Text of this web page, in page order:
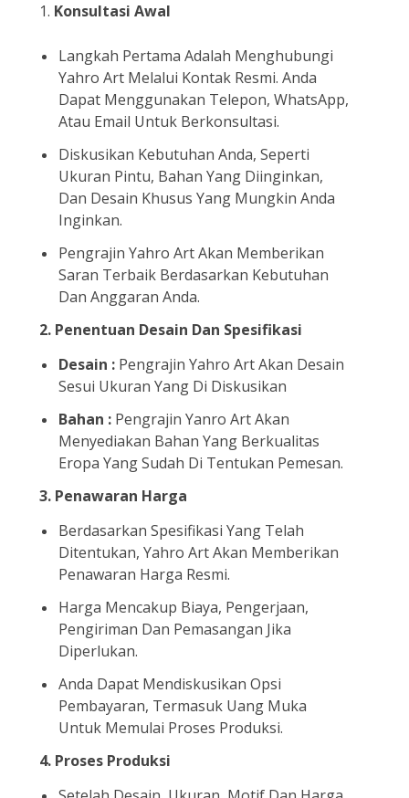
1. Konsultasi Awal
Langkah Pertama Adalah Menghubungi
Yahro Art Melalui Kontak Resmi. Anda
Dapat Menggunakan Telepon, WhatsApp,
Atau Email Untuk Berkonsultasi.
Diskusikan Kebutuhan Anda, Seperti
Ukuran Pintu, Bahan Yang Diinginkan,
Dan Desain Khusus Yang Mungkin Anda
Inginkan.
Pengrajin Yahro Art Akan Memberikan
Saran Terbaik Berdasarkan Kebutuhan
Dan Anggaran Anda.
2. Penentuan Desain Dan Spesifikasi
Desain : Pengrajin Yahro Art Akan Desain
Sesui Ukuran Yang Di Diskusikan
Bahan : Pengrajin Yanro Art Akan
Menyediakan Bahan Yang Berkualitas
Eropa Yang Sudah Di Tentukan Pemesan.
3. Penawaran Harga
Berdasarkan Spesifikasi Yang Telah
Ditentukan, Yahro Art Akan Memberikan
Penawaran Harga Resmi.
Harga Mencakup Biaya, Pengerjaan,
Pengiriman Dan Pemasangan Jika
Diperlukan.
Anda Dapat Mendiskusikan Opsi
Pembayaran, Termasuk Uang Muka
Untuk Memulai Proses Produksi.
4. Proses Produksi